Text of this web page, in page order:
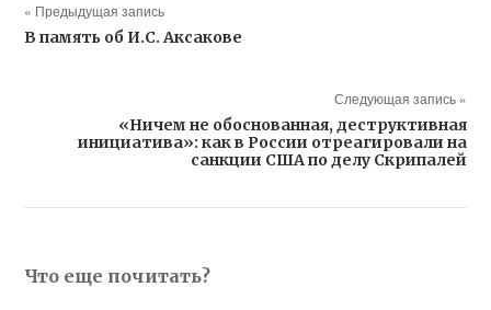
« Предыдущая запись
В память об И.С. Аксакове
Следующая запись »
«Ничем не обоснованная, деструктивная
инициатива»: как в России отреагировали на
санкции США по делу Скрипалей
Что еще почитать?